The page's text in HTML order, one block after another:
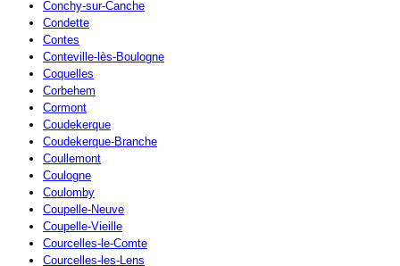
Conchy-sur-Canche
Condette
Contes
Conteville-lès-Boulogne
Coquelles
Corbehem
Cormont
Coudekerque
Coudekerque-Branche
Coullemont
Coulogne
Coulomby
Coupelle-Neuve
Coupelle-Vieille
Courcelles-le-Comte
Courcelles-les-Lens